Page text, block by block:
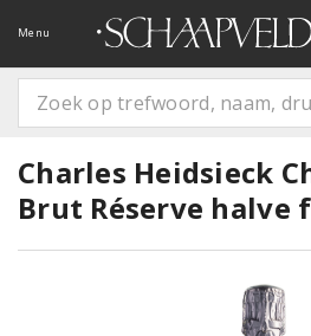
Menu
Charles Heidsieck
Brut Réserve halve